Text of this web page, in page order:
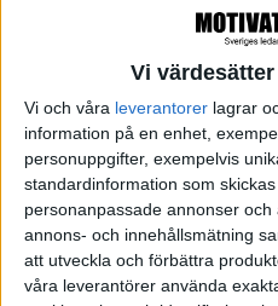
Vi
Vi och våra leverantorer lagrar
information på en enhet,
personuppgifter, exempelvis
standardinformation som
personanpassade annonser och
annons- och innehållsmätning
att utveckla och förbättra
våra leverantörer använda
– Det är viktigt vilka ord vi
värdegrund används på
brett. Värderingskultur
ska vara levande i allt man
beslut utifrån dessa
vägledande i allt
Mia Hultman.